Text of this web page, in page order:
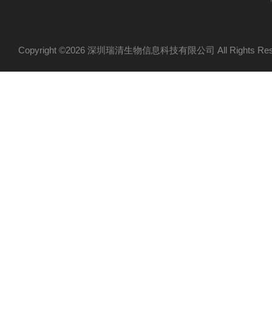
Copyright ©2026 深圳瑞清生物信息科技有限公司 All Rights